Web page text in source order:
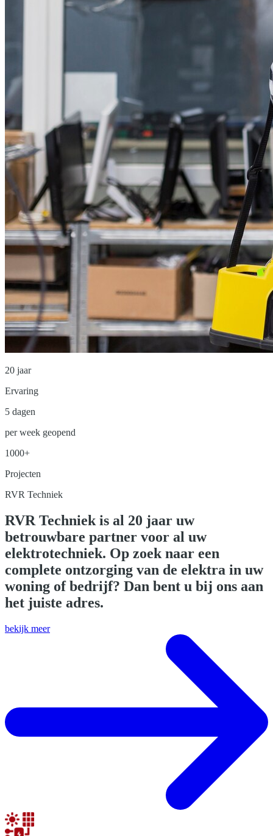
20 jaar
Ervaring
5 dagen
per week geopend
1000+
Projecten
RVR Techniek
RVR Techniek is al 20 jaar uw
betrouwbare partner voor al uw
elektrotechniek. Op zoek naar een
complete ontzorging van de elektra in uw
woning of bedrijf? Dan bent u bij ons aan
het juiste adres.
bekijk meer